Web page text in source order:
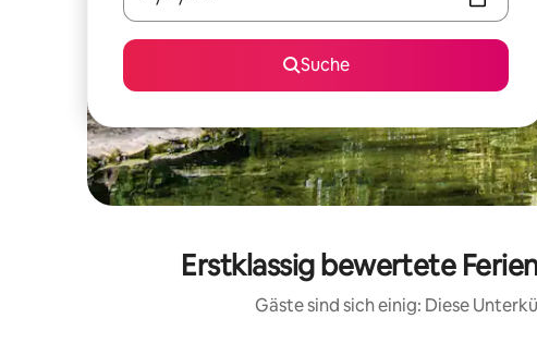
Suche
Erstklassig bewertete
Gäste sind sich einig: Diese